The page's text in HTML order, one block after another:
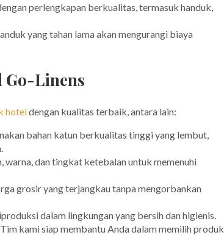
perlengkapan berkualitas, termasuk handuk,
yang tahan lama akan mengurangi biaya
Go-Linens
hoteldengan kualitas terbaik, antara lain:
bahan katun berkualitas tinggi yang lembut,
warna, dan tingkat ketebalan untuk memenuhi
grosir yang terjangkau tanpa mengorbankan
dalam lingkungan yang bersih dan higienis.
Tim kami siap membantu Anda dalam memilih produk